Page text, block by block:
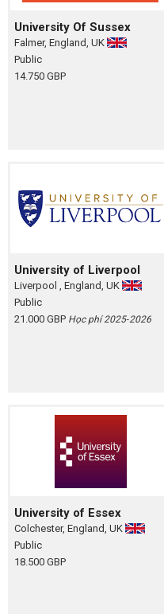
University Of Sussex
Falmer, England, UK
Public
14.750 GBP
University of Liverpool
Liverpool , England, UK
Public
21.000 GBP Học phí 2025‑2026
University of Essex
Colchester, England, UK
Public
18.500 GBP